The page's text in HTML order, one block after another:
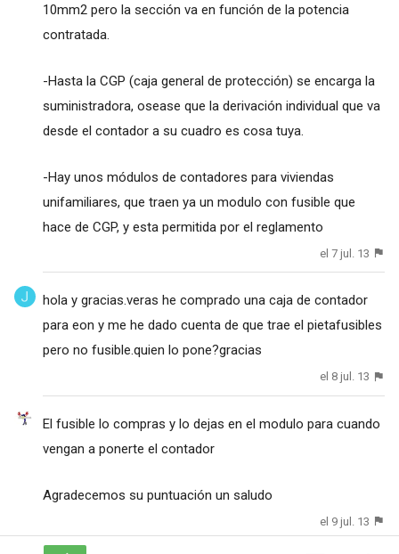
10mm2 pero la sección va en función de la potencia
contratada.
-Hasta la CGP (caja general de protección) se encarga la
suministradora, osease que la derivación individual que va
desde el contador a su cuadro es cosa tuya.
-Hay unos módulos de contadores para viviendas
unifamiliares, que traen ya un modulo con fusible que
hace de CGP, y esta permitida por el reglamento
el 7 jul. 13
hola y gracias.veras he comprado una caja de contador
para eon y me he dado cuenta de que trae el pietafusibles
pero no fusible.quien lo pone?gracias
el 8 jul. 13
El fusible lo compras y lo dejas en el modulo para cuando
vengan a ponerte el contador
Agradecemos su puntuación un saludo
el 9 jul. 13